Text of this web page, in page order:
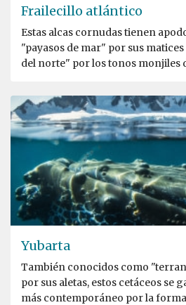
Frailecillo atlántico
Estas alcas cornudas tienen
"payasos de mar" por sus
del norte" por los tonos monjiles
Yubarta
También conocidos como
por sus aletas, estos cetáceos se
más contemporáneo por la